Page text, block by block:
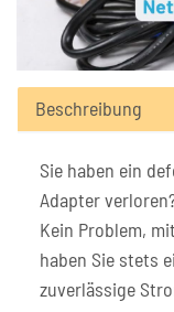
Beschreibung
Sie haben ein
Adapter
Kein Problem,
haben Sie stets
zuverlässige